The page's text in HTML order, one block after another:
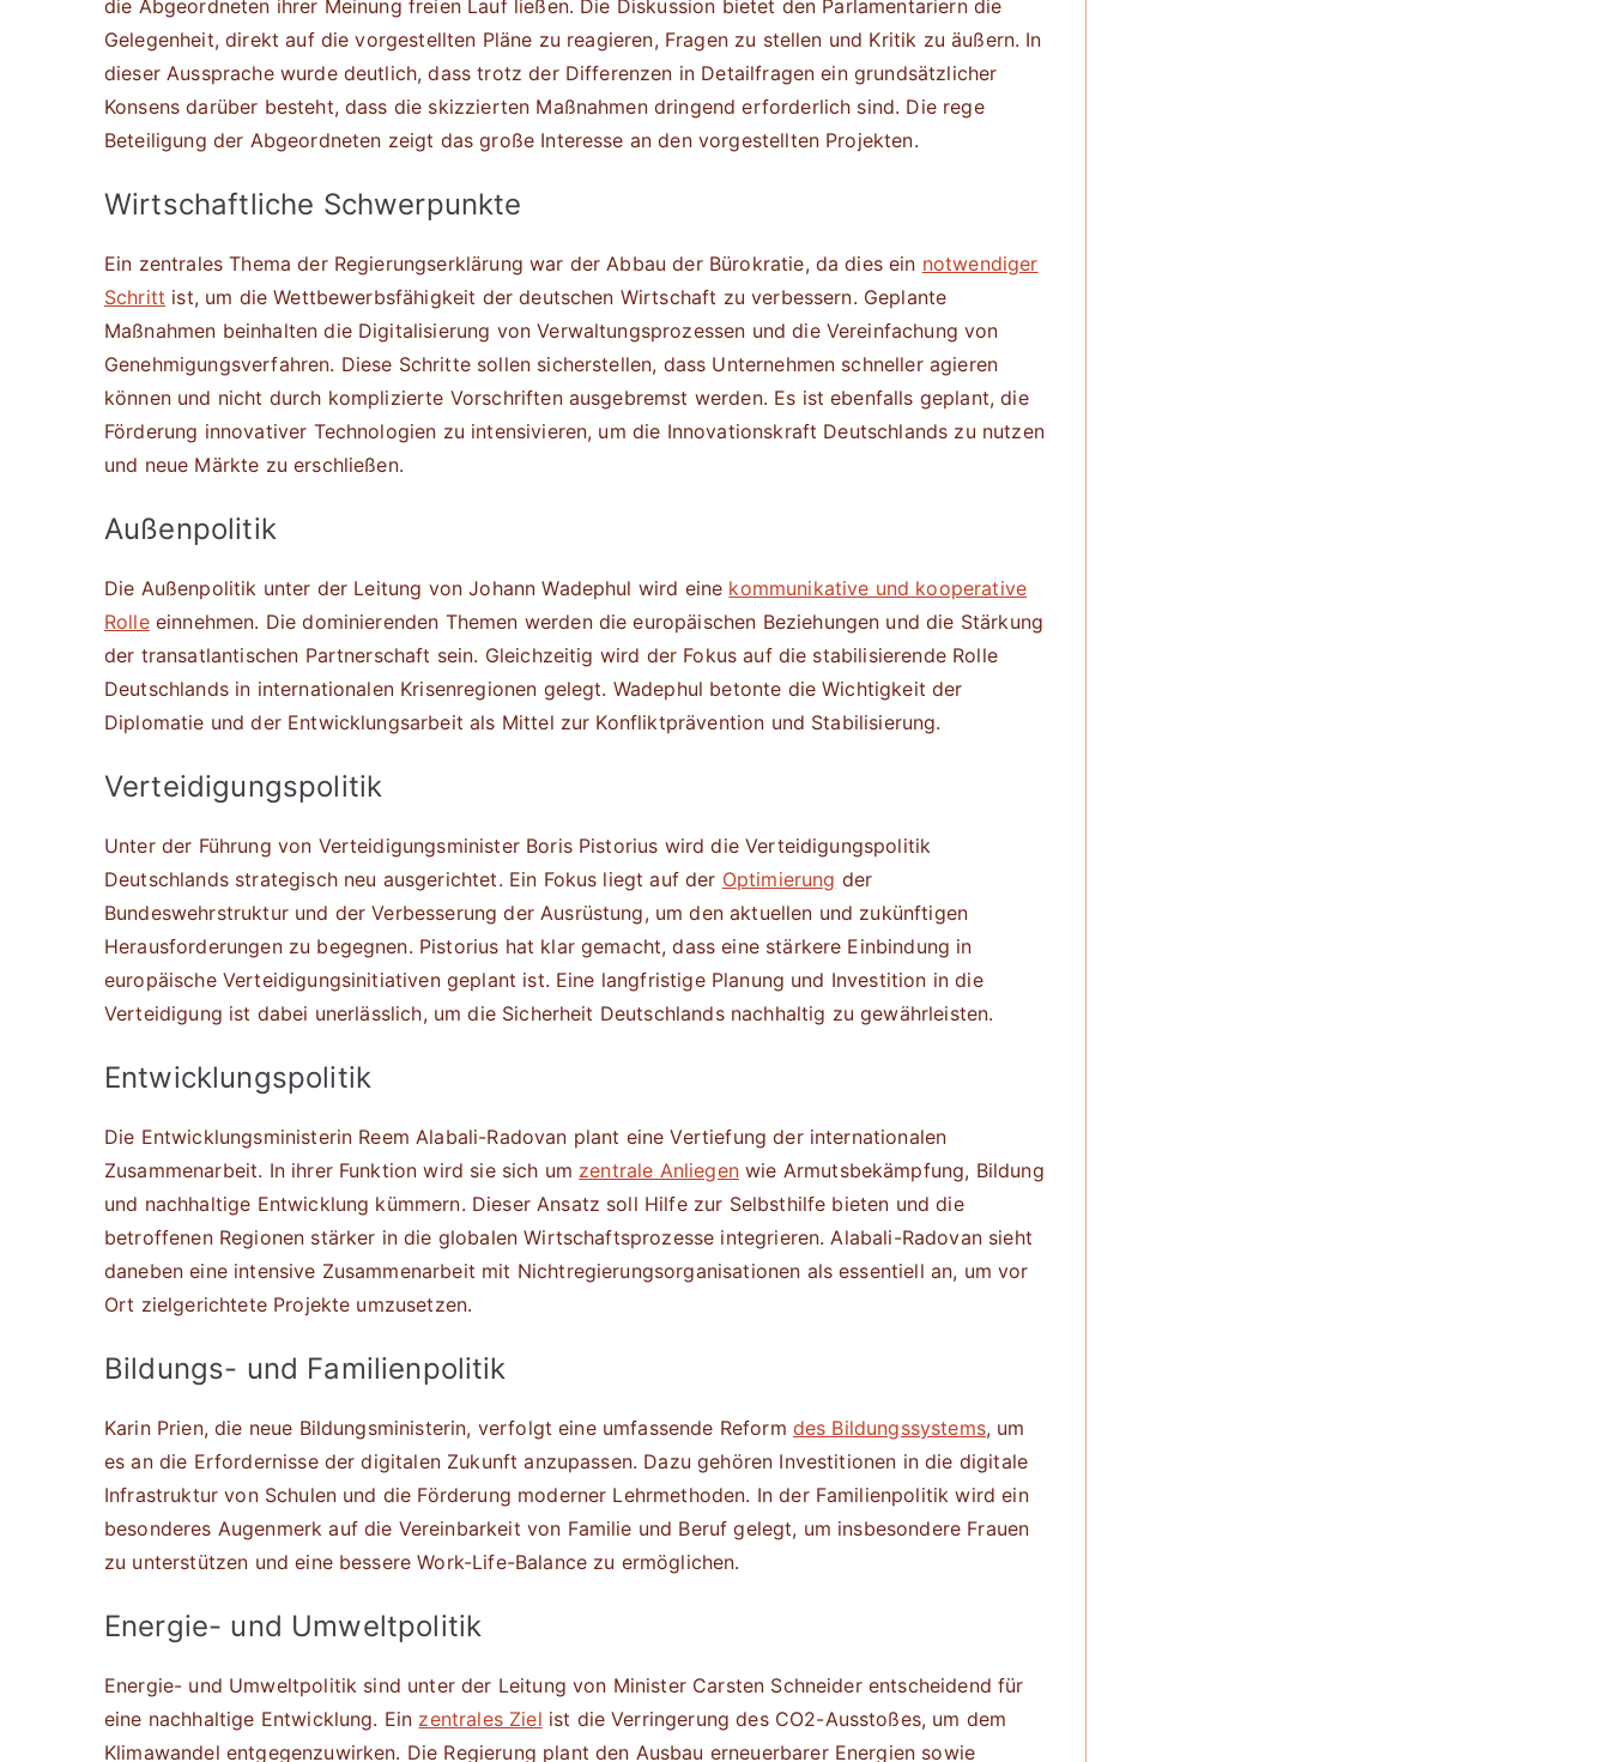
die Abgeordneten ihrer Meinung freien Lauf ließen. Die Diskussion bietet den Parlamentariern die
Gelegenheit, direkt auf die vorgestellten Pläne zu reagieren, Fragen zu stellen und Kritik zu äußern. In
dieser Aussprache wurde deutlich, dass trotz der Differenzen in Detailfragen ein grundsätzlicher
Konsens darüber besteht, dass die skizzierten Maßnahmen dringend erforderlich sind. Die rege
Beteiligung der Abgeordneten zeigt das große Interesse an den vorgestellten Projekten.
Wirtschaftliche Schwerpunkte
Ein zentrales Thema der Regierungserklärung war der Abbau der Bürokratie, da dies ein notwendiger
Schritt ist, um die Wettbewerbsfähigkeit der deutschen Wirtschaft zu verbessern. Geplante
Maßnahmen beinhalten die Digitalisierung von Verwaltungsprozessen und die Vereinfachung von
Genehmigungsverfahren. Diese Schritte sollen sicherstellen, dass Unternehmen schneller agieren
können und nicht durch komplizierte Vorschriften ausgebremst werden. Es ist ebenfalls geplant, die
Förderung innovativer Technologien zu intensivieren, um die Innovationskraft Deutschlands zu nutzen
und neue Märkte zu erschließen.
Außenpolitik
Die Außenpolitik unter der Leitung von Johann Wadephul wird eine kommunikative und kooperative
Rolleeinnehmen. Die dominierenden Themen werden die europäischen Beziehungen und die Stärkung
der transatlantischen Partnerschaft sein. Gleichzeitig wird der Fokus auf die stabilisierende Rolle
Deutschlands in internationalen Krisenregionen gelegt. Wadephul betonte die Wichtigkeit der
Diplomatie und der Entwicklungsarbeit als Mittel zur Konfliktprävention und Stabilisierung.
Verteidigungspolitik
Unter der Führung von Verteidigungsminister Boris Pistorius wird die Verteidigungspolitik
Deutschlands strategisch neu ausgerichtet. Ein Fokus liegt auf der Optimierung der
Bundeswehrstruktur und der Verbesserung der Ausrüstung, um den aktuellen und zukünftigen
Herausforderungen zu begegnen. Pistorius hat klar gemacht, dass eine stärkere Einbindung in
europäische Verteidigungsinitiativen geplant ist. Eine langfristige Planung und Investition in die
Verteidigung ist dabei unerlässlich, um die Sicherheit Deutschlands nachhaltig zu gewährleisten.
Entwicklungspolitik
Die Entwicklungsministerin Reem Alabali-Radovan plant eine Vertiefung der internationalen
Zusammenarbeit. In ihrer Funktion wird sie sich um zentrale Anliegenwie Armutsbekämpfung, Bildung
und nachhaltige Entwicklung kümmern. Dieser Ansatz soll Hilfe zur Selbsthilfe bieten und die
betroffenen Regionen stärker in die globalen Wirtschaftsprozesse integrieren. Alabali-Radovan sieht
daneben eine intensive Zusammenarbeit mit Nichtregierungsorganisationen als essentiell an, um vor
Ort zielgerichtete Projekte umzusetzen.
Bildungs- und Familienpolitik
Karin Prien, die neue Bildungsministerin, verfolgt eine umfassende Reform des Bildungssystems, um
es an die Erfordernisse der digitalen Zukunft anzupassen. Dazu gehören Investitionen in die digitale
Infrastruktur von Schulen und die Förderung moderner Lehrmethoden. In der Familienpolitik wird ein
besonderes Augenmerk auf die Vereinbarkeit von Familie und Beruf gelegt, um insbesondere Frauen
zu unterstützen und eine bessere Work-Life-Balance zu ermöglichen.
Energie- und Umweltpolitik
Energie- und Umweltpolitik sind unter der Leitung von Minister Carsten Schneider entscheidend für
eine nachhaltige Entwicklung. Ein zentrales Ziel ist die Verringerung des CO2-Ausstoßes, um dem
Klimawandel entgegenzuwirken. Die Regierung plant den Ausbau erneuerbarer Energien sowie